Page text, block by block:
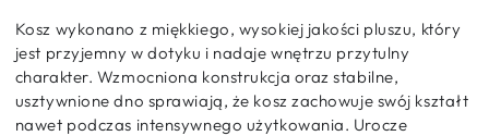
Kosz wykonano z miękkiego, wysokiej jakości pluszu, który
jest przyjemny w dotyku i nadaje wnętrzu przytulny
charakter. Wzmocniona konstrukcja oraz stabilne,
usztywnione dno sprawiają, że kosz zachowuje swój kształt
nawet podczas intensywnego użytkowania. Urocze